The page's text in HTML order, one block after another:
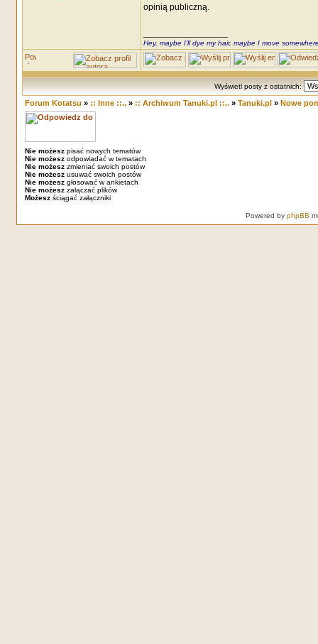
opinią publiczną.
Hey, maybe I'll dye my hair, maybe I move
Wyświetl posty z ostatnich:
Forum Kotatsu » :: Inne ::..» :: Archiwum Tanuki.pl ::..» Tanuki.pl» Nowe
Nie możeszpisać nowych tematów
Nie możeszodpowiadać w tematach
Nie możeszzmieniać swoich postów
Nie możeszusuwać swoich postów
Nie możeszgłosować w ankietach
Nie możeszzałączać plików
Możeszściągać załączniki
Powered by phpBB